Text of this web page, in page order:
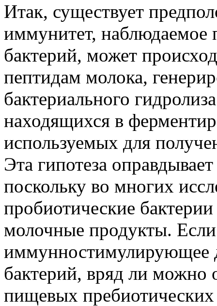
Итак, существует
иммунитет, наблюдаемое
бактерий, может
пептидам молока,
бактериального
находящихся в
используемых для
Эта гипотеза
поскольку во многих
пробиотические
молочные продукты.
иммунностимулирующее
бактерий, вряд ли можно
пищевых